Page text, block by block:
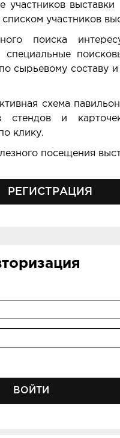
участников
участников
поиска
специальные
сырьевому составу
схема
стендов и
клику.
посещения
РЕГИСТРАЦИЯ
ВОЙТИ